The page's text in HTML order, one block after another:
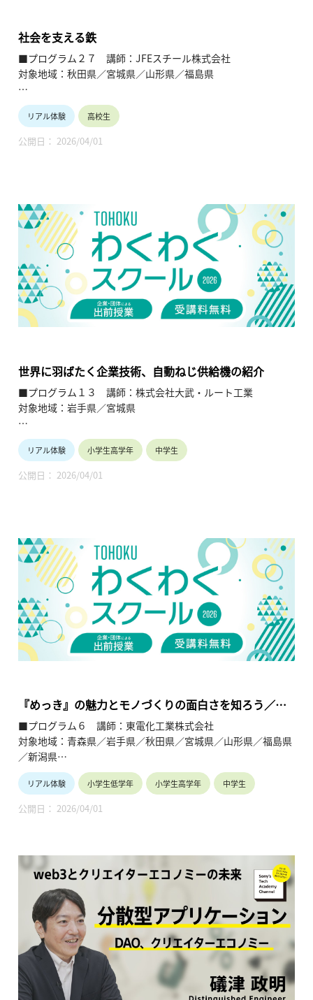
企業や団体の活動内容に触れることで、地元の地域社会・産業
を目的とします。
社会を支える鉄
■プログラム２７ 講師：JFEスチール株式会社
対象地域：秋田県／宮城県／山形県／福島県
【テーマ】
社会を支える鉄
【内容】
する。
【TOHOKUわくわくスクール】主催：公益財団法人東北活性化
研究センター（https://www.kasseiken.jp/）
東北6県ならびに新潟県の小学生・中学生・高校生を対象と
し、当地域に所在し活躍している様々な分野の企業や団体とを
繋ぐ出前授業です。学問の面白さ・楽しさに触れつつ、地元の
企業や団体の活動内容に触れることで、地元の地域社会・産業
リアル体験 高校生
公開日： 2026/04/01
世界に羽ばたく企業技術、自動ねじ供給機の紹介
■プログラム１３ 講師：株式会社大武・ルート工業
対象地域：岩手県／宮城県
【テーマ】
世界に羽ばたく企業技術、自動ねじ供給機の紹介
【内容】
【TOHOKUわくわくスクール】主催：公益財団法人東北活性化
研究センター（https://www.kasseiken.jp/）
東北6県ならびに新潟県の小学生・中学生・高校生を対象と
し、当地域に所在し活躍している様々な分野の企業や団体とを
繋ぐ出前授業です。学問の面白さ・楽しさに触れつつ、地元の
企業や団体の活動内容に触れることで、地元の地域社会・産業
の理解を深めると共に、将来の選択肢の参考としてもらうこと
を目的とします。
リアル体験 小学生高学年 中学生
公開日： 2026/04/01
『めっき』の魅力とモノづくりの面白さを知ろう／
SDGsへの関わり方について考えてみよう
■プログラム６ 講師：東電化工業株式会社
対象地域：青森県／岩手県／秋田県／宮城県／山形県／福島県
／新潟県
【テーマ】
・めっきの魅力とモノづくりの面白さを知ろう
・ＳＤＧｓへの関わり方について考えてみよう
・めっき自動装置の見学と、完全手作業の組立加工の紹介を通
して、モノづくりの面白さと製造業について理解を深めてもら
・当社でのＳＤＧｓの取り組みを紹介し、自分たちでできるこ
とも考えてもらう。
【TOHOKUわくわくスクール】主催：公益財団法人東北活性化
研究センター（https://www.kasseiken.jp/）
東北6県ならびに新潟県の小学生・中学生・高校生を対象と
リアル体験 小学生低学年 小学生高学年 中学生
公開日： 2026/04/01